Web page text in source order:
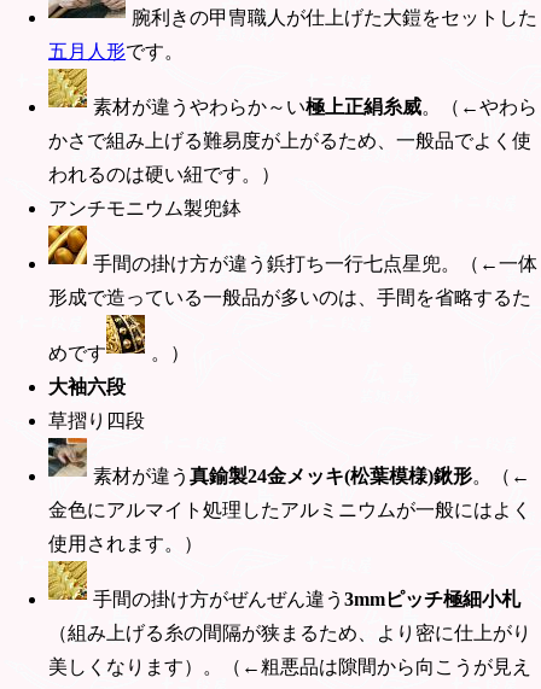
腕利きの甲冑職人が仕上げた大鎧をセットした
五月人形です。
素材が違うやわらか～い極上正絹糸威。（←やわら
かさで組み上げる難易度が上がるため、一般品でよく使
われるのは硬い紐です。）
アンチモニウム製兜鉢
手間の掛け方が違う鋲打ち一行七点星兜。（←一体
形成で造っている一般品が多いのは、手間を省略するた
めです
。）
大袖六段
草摺り四段
素材が違う 真鍮製24金メッキ(松葉模様)鍬形。（←
金色にアルマイト処理したアルミニウムが一般にはよく
使用されます。）
手間の掛け方がぜんぜん違う 3mmピッチ極細小札
（組み上げる糸の間隔が狭まるため、より密に仕上がり
美しくなります）。（←粗悪品は隙間から向こうが見え